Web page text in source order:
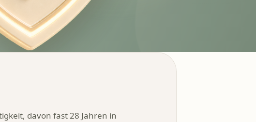
davon fast 28 Jahren in